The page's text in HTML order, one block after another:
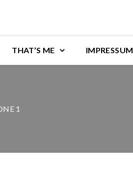
THAT’S ME IMPRESSUM
1